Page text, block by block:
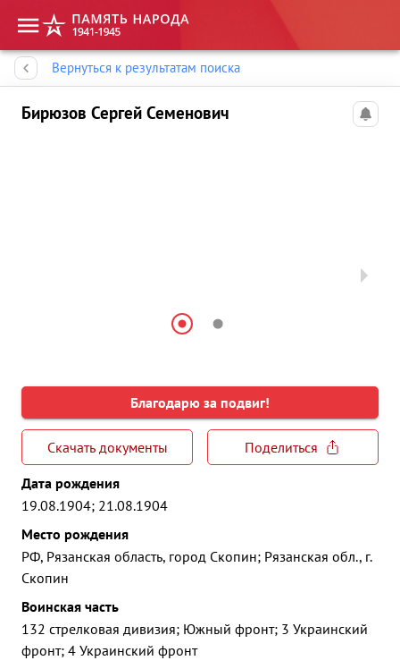
Вернуться к результатам поиска
Бирюзов Сергей Семенович
Благодарю за подвиг!
Скачать документы
Поделиться
Дата рождения
19.08.1904; 21.08.1904
Место рождения
РФ, Рязанская область, город Скопин; Рязанская обл., г.
Скопин
Воинская часть
132 стрелковая дивизия; Южный фронт; 3 Украинский
фронт; 4 Украинский фронт
Память народа